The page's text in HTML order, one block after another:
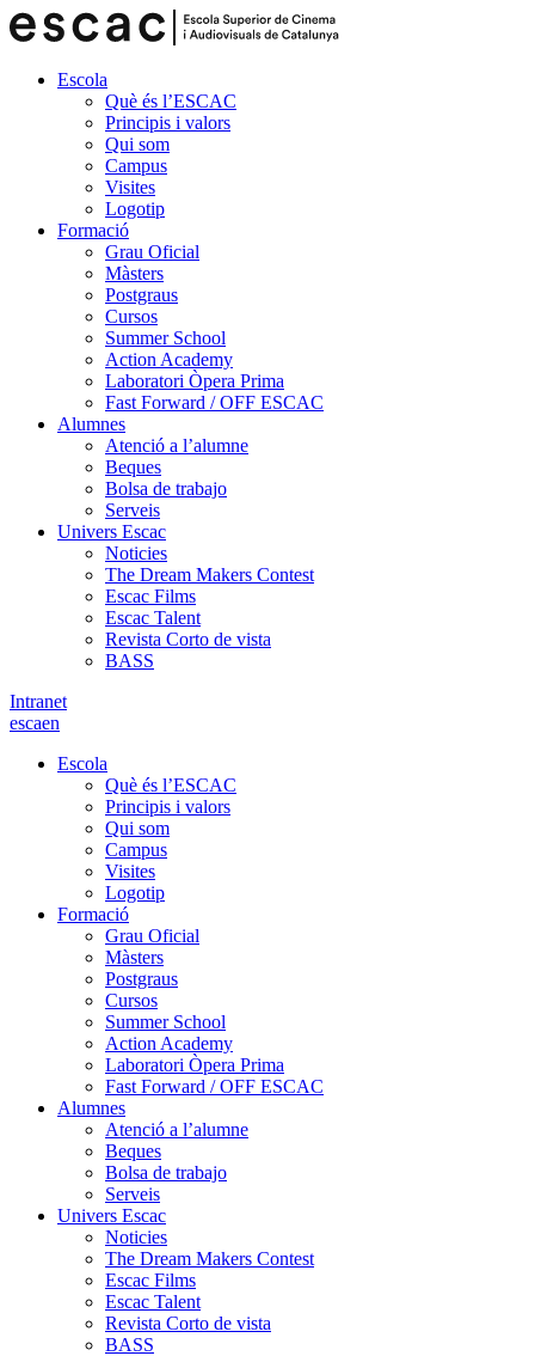
Escola
Què és l’ESCAC
Principis i valors
Qui som
Campus
Visites
Logotip
Formació
Grau Oficial
Màsters
Postgraus
Cursos
Summer School
Action Academy
Laboratori Òpera Prima
Fast Forward / OFF ESCAC
Alumnes
Atenció a l’alumne
Beques
Bolsa de trabajo
Serveis
Univers Escac
Noticies
The Dream Makers Contest
Escac Films
Escac Talent
Revista Corto de vista
BASS
Intranet
escaen
Escola
Què és l’ESCAC
Principis i valors
Qui som
Campus
Visites
Logotip
Formació
Grau Oficial
Màsters
Postgraus
Cursos
Summer School
Action Academy
Laboratori Òpera Prima
Fast Forward / OFF ESCAC
Alumnes
Atenció a l’alumne
Beques
Bolsa de trabajo
Serveis
Univers Escac
Noticies
The Dream Makers Contest
Escac Films
Escac Talent
Revista Corto de vista
BASS